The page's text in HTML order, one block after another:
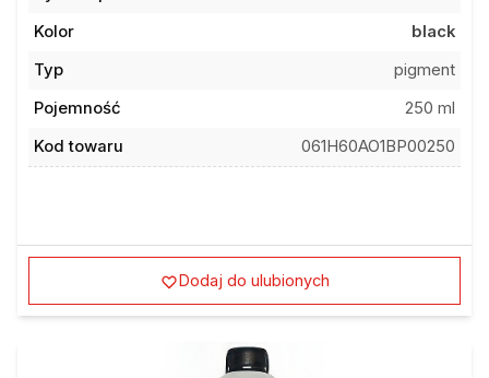
Kolor
black
Typ
pigment
Pojemność
250 ml
Kod towaru
061H60AO1BP00250
Dodaj do ulubionych